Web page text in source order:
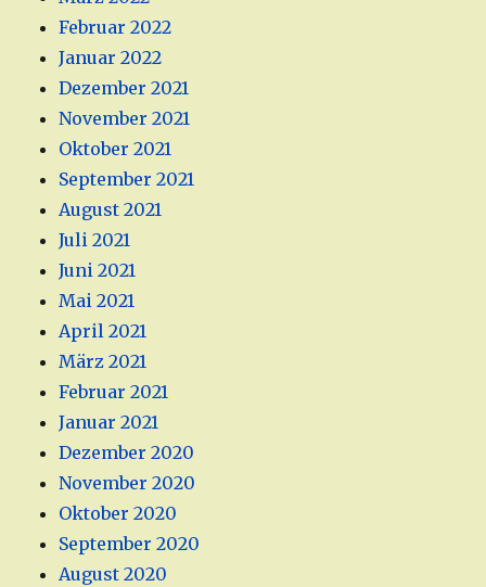
Februar 2022
Januar 2022
Dezember 2021
November 2021
Oktober 2021
September 2021
August 2021
Juli 2021
Juni 2021
Mai 2021
April 2021
März 2021
Februar 2021
Januar 2021
Dezember 2020
November 2020
Oktober 2020
September 2020
August 2020